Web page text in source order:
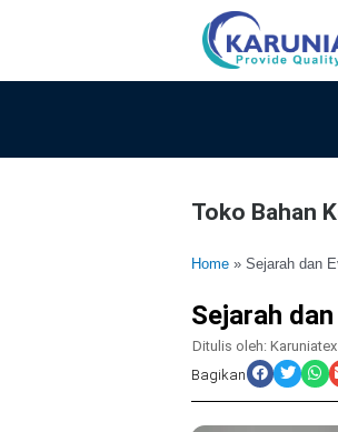
Toko Bahan
Home » Sejarah dan
Sejarah
Ditulis oleh: Karuniatex
Bagikan